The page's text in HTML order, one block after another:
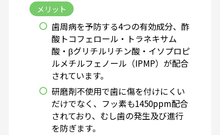
メリット
歯周病を予防する4つの有効成分、酢
酸トコフェロール・トラネキサム
酸・βグリチルリチン酸・イソプロピ
ルメチルフェノール（IPMP）が配合
されています。
研磨剤不使用で歯に傷を付けにくい
だけでなく、フッ素も1450ppm配合
されており、むし歯の発生及び進行
を防ぎます。